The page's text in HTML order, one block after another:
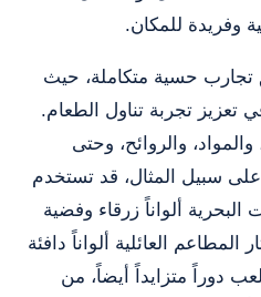
وفريدة للمكان.
تجارب حسية متكاملة، حيث
تعزيز تجربة تناول الطعام.
والروائح، وحتى
سبيل المثال، قد تستخدم
البحرية ألواناً زرقاء وفضية
المطاعم العائلية ألواناً دافئة
دوراً متزايداً أيضاً، من